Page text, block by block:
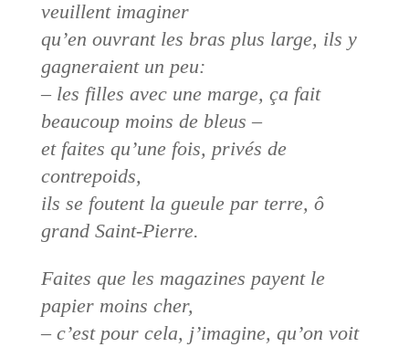
veuillent imaginer
qu’en ouvrant les bras plus large, ils y
gagneraient un peu:
– les filles avec une marge, ça fait
beaucoup moins de bleus –
et faites qu’une fois, privés de
contrepoids,
ils se foutent la gueule par terre, ô
grand Saint-Pierre.
Faites que les magazines payent le
papier moins cher,
– c’est pour cela, j’imagine, qu’on voit